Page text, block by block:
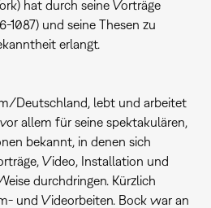
hat durch seine Vorträge
1087) und seine Thesen zu
erlangt.
Deutschland, lebt und arbeitet
allem für seine spektakulären,
bekannt, in denen sich
Video, Installation und
durchdringen. Kürzlich
und Videorbeiten. Bock war an